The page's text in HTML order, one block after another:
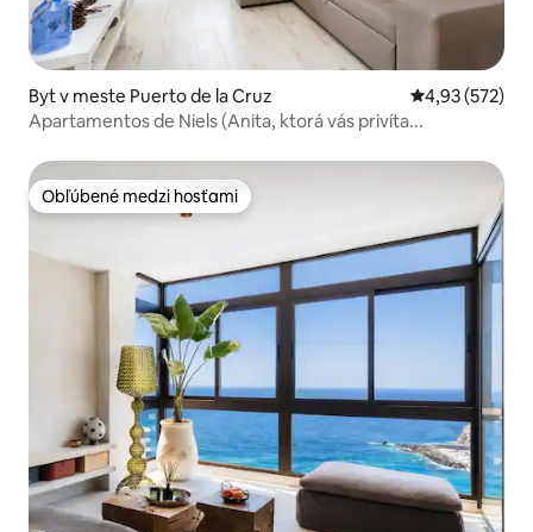
Byt v meste Puerto de la Cruz Priemerné
4,93 (572)
Apartamentos de Niels (Anita, ktorá vás privíta...
Obľúbené medzi hosťami
Obľúbené medzi hosťami